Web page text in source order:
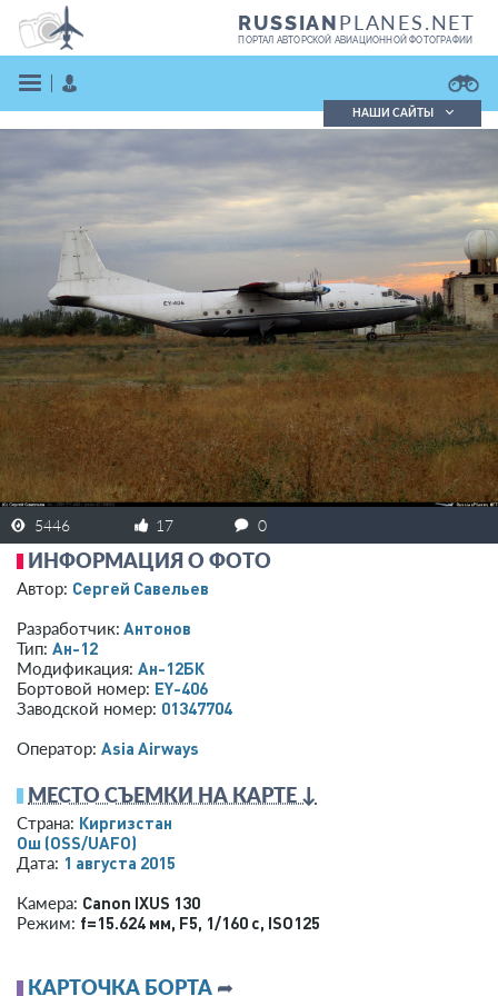
RUSSIANPLANES.NET
ПОРТАЛ АВТОРСКОЙ АВИАЦИОННОЙ ФОТОГРАФИИ
ВОЙТИ
ЗАРЕГИСТРИРОВАТЬСЯ
Кратко
Подробно
НАШИ САЙТЫ
5446 17 0
ИНФОРМАЦИЯ О ФОТО
Автор: Сергей Савельев
Разработчик: Антонов
Тип: Ан-12
Модификация: Ан-12БК
Бортовой номер: EY-406
Заводской номер: 01347704
Оператор: Asia Airways
МЕСТО СЪЕМКИ НА КАРТЕ ↓
Страна: Киргизстан
Ош (OSS/UAFO)
Дата: 1 августа 2015
Камера: Canon IXUS 130
Режим: f=15.624 мм, F5, 1/160 с, ISO125
КАРТОЧКА БОРТА ➦